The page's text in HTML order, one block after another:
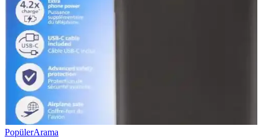
PopülerArama